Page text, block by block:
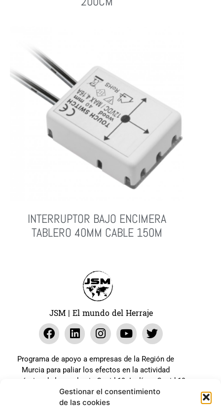
Gestionar el consentimiento
de las cookies
INTERRUPTOR BAJO ENCIMERA
TABLERO 40MM CABLE 150M
JSM | El mundo del Herraje
Programa de apoyo a empresas de la Región de
Murcia para paliar los efectos en la actividad
económica de la pandemia Covid-19. La línea Covid-19
coste cero cofinanciada por la unión europea.